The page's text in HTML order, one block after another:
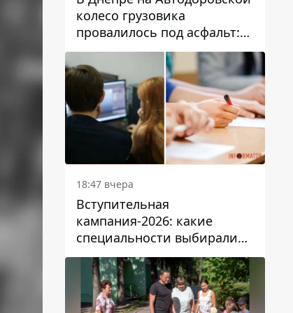
колесо грузовика
провалилось под асфальт:
движение заблокировано
18:47 вчера
Вступительная
кампания-2026: какие
специальности выбирали
абитуриенты в Украине